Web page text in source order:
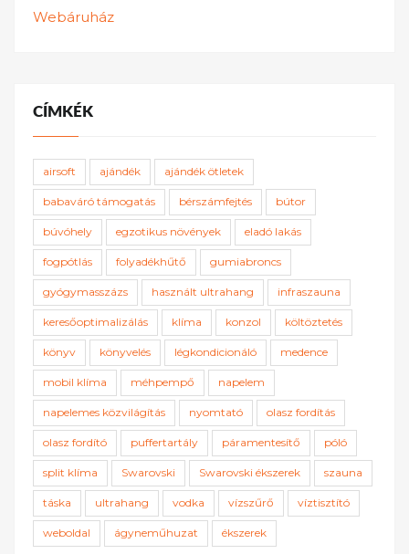
Webáruház
CÍMKÉK
airsoft ajándék ajándék ötletek
babaváró támogatás bérszámfejtés bútor
búvóhely egzotikus növények eladó lakás
fogpótlás folyadékhűtő gumiabroncs
gyógymasszázs használt ultrahang infraszauna
keresőoptimalizálás klíma konzol költöztetés
könyv könyvelés légkondicionáló medence
mobil klíma méhpempő napelem
napelemes közvilágítás nyomtató olasz fordítás
olasz fordító puffertartály páramentesítő póló
split klíma Swarovski Swarovski ékszerek szauna
táska ultrahang vodka vízszűrő víztisztító
weboldal ágyneműhuzat ékszerek